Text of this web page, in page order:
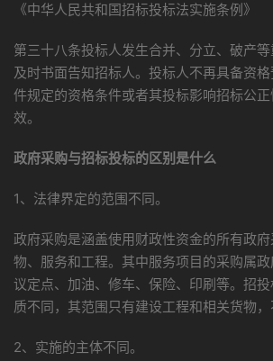
《中华人民共和国招标投标法实施条例》
第三十八条投标人发生合并、分立、破产
及时书面告知招标人。投标人不再具备资
件规定的资格条件或者其投标影响招标公
效。
政府采购与招标投标的区别是什么
1、法律界定的范围不同。
政府采购是涵盖使用财政性资金的所有政
物、服务和工程。其中服务项目的采购属
议定点、加油、修车、保险、印刷等。招
质不同，其范围只有建设工程和相关货物，
2、实施的主体不同。